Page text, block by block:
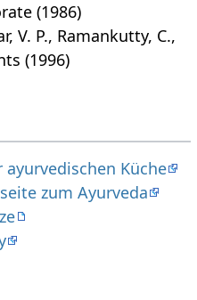
(1986)
V. P., Ramankutty, C.,
(1996)
Küche
zum Ayurveda